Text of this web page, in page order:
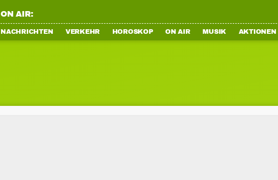
ON AIR:
NACHRICHTEN VERKEHR HOROSKOP ON AIR MUSIK AKTIONEN